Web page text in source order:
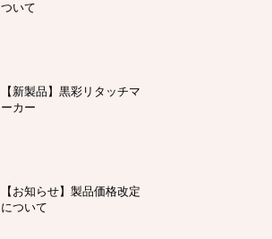
ついて
【新製品】黒彩リタッチマ
ーカー
【お知らせ】製品価格改定
について